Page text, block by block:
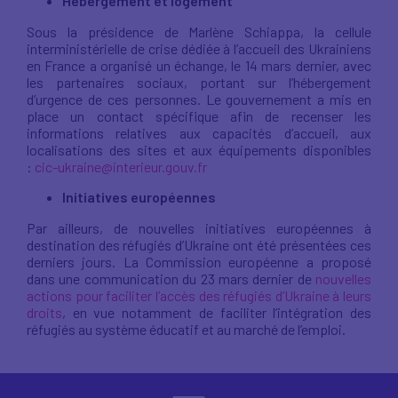
Sous la présidence de Marlène Schiappa, la cellule
interministérielle de crise dédiée à l’accueil des Ukrainiens
en France a organisé un échange, le 14 mars dernier, avec
les partenaires sociaux, portant sur l’hébergement
d’urgence de ces personnes. Le gouvernement a mis en
place un contact spécifique afin de recenser les
informations relatives aux capacités d’accueil, aux
localisations des sites et aux équipements disponibles
: cic-ukraine@interieur.gouv.fr
Initiatives européennes
Par ailleurs, de nouvelles initiatives européennes à
destination des réfugiés d’Ukraine ont été présentées ces
derniers jours. La Commission européenne a proposé
dans une communication du 23 mars dernier de nouvelles
actions pour faciliter l’accès des réfugiés d’Ukraine à leurs
droits, en vue notamment de faciliter l’intégration des
réfugiés au système éducatif et au marché de l’emploi.